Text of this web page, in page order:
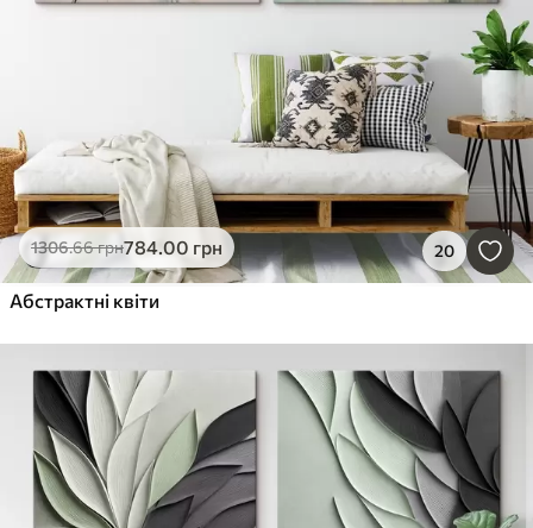
1306.66грн784 .00 грн 20
Абстрактні квіти